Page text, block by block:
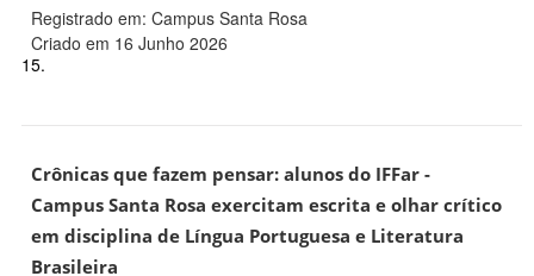
Registrado em: Campus Santa Rosa
Criado em 16 Junho 2026
15.
Crônicas que fazem pensar: alunos do IFFar -
Campus Santa Rosa exercitam escrita e olhar crítico
em disciplina de Língua Portuguesa e Literatura
Brasileira